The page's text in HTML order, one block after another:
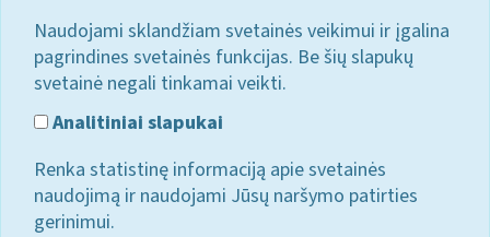
Naudojami sklandžiam svetainės veikimui ir įgalina
pagrindines svetainės funkcijas. Be šių slapukų
svetainė negali tinkamai veikti.
Analitiniai slapukai
Renka statistinę informaciją apie svetainės
naudojimą ir naudojami Jūsų naršymo patirties
gerinimui.